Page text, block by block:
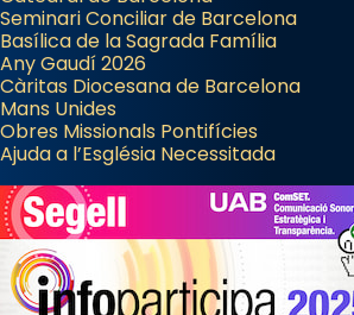
Seminari Conciliar de Barcelona
Basílica de la Sagrada Família
Any Gaudí 2026
Càritas Diocesana de Barcelona
Mans Unides
Obres Missionals Pontifícies
Ajuda a l’Església Necessitada